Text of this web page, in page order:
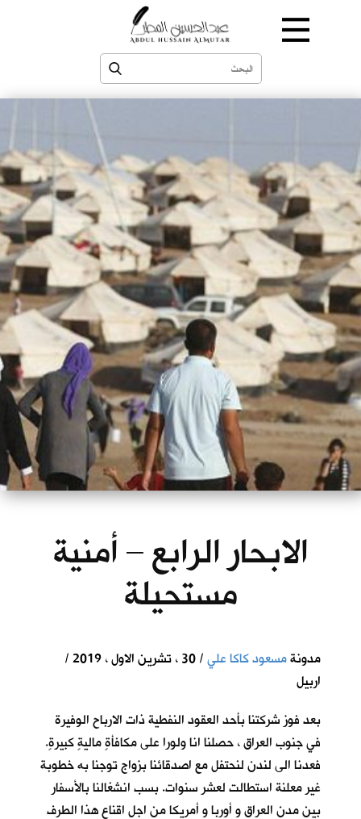
الابحار الرابع – أمنية
مستحيلة
مدونةمسعود كاكا علي
/ 30 ، تشرين الاول ، 2019 /
اربيل
بعد فوز شركتنا بأحد العقود النفطية ذات الارباح الوفيرة
في جنوب العراق ، حصلنا انا ولورا على مكافأةٍ ماليةٍ كبيرةٍ.
فعدنا الى لندن لنحتفل مع اصدقائنا بزواج توجنا به خطوبة
غير معلنة استطالت لعشر سنوات. بسب انشغالنا بالأسفار
بين مدن العراق و أوربا و أمريكا من اجل اقناع هذا الطرف